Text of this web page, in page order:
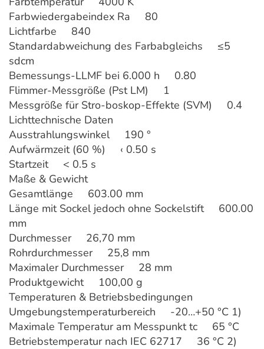
Farbwiedergabeindex Ra 80
Lichtfarbe 840
Standardabweichung des Farbabgleichs ≤5
sdcm
Bemessungs-LLMF bei 6.000 h 0.80
Flimmer-Messgröße (Pst LM) 1
Messgröße für Stro-boskop-Effekte (SVM) 0.4
Lichttechnische Daten
Ausstrahlungswinkel 190 °
Aufwärmzeit (60 %) ‹ 0.50 s
Startzeit < 0.5 s
Maße & Gewicht
Gesamtlänge 603.00 mm
Länge mit Sockel jedoch ohne Sockelstift 600.00
mm
Durchmesser 26,70 mm
Rohrdurchmesser 25,8 mm
Maximaler Durchmesser 28 mm
Produktgewicht 100,00 g
Temperaturen & Betriebsbedingungen
Umgebungstemperaturbereich -20…+50 °C 1)
Maximale Temperatur am Messpunkt tc 65 °C
Betriebstemperatur nach IEC 62717 36 °C 2)